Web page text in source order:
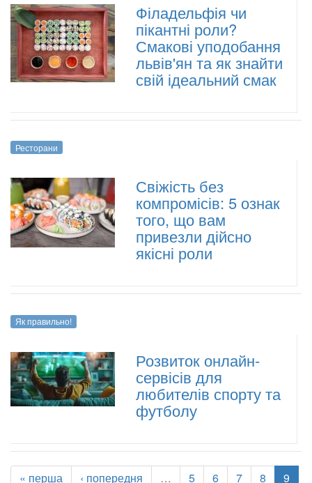
Філадельфія чи
пікантні роли?
Смакові уподобання
львів'ян та як знайти
свій ідеальний смак
Ресторани
Свіжість без
компромісів: 5 ознак
того, що вам
привезли дійсно
якісні роли
Як правильно!
Розвиток онлайн-
сервісів для
любителів спорту та
футболу
« перша ‹ попередня … 5 6 7 8 9